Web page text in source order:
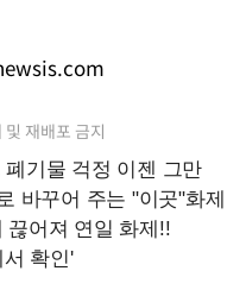
재배포 금지